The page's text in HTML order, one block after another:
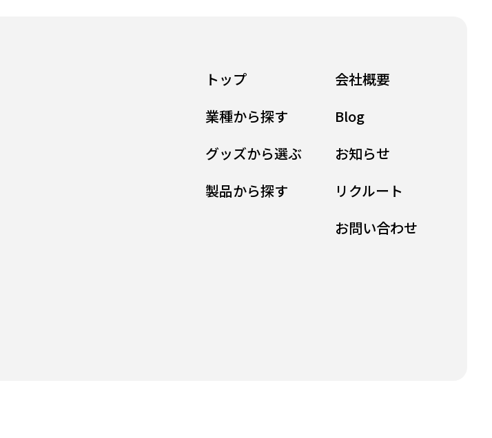
トップ
業種から探す
グッズから選ぶ
製品から探す
会社概要
Blog
お知らせ
リクルート
お問い合わせ